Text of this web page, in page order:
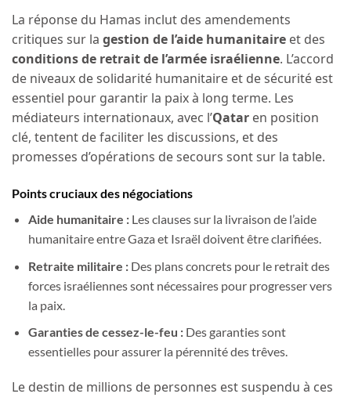
La réponse du Hamas inclut des amendements
critiques sur la gestion de l’aide humanitaire et des
conditions de retrait de l’armée israélienne. L’accord
de niveaux de solidarité humanitaire et de sécurité est
essentiel pour garantir la paix à long terme. Les
médiateurs internationaux, avec l’Qatar en position
clé, tentent de faciliter les discussions, et des
promesses d’opérations de secours sont sur la table.
Points cruciaux des négociations
Aide humanitaire :Les clauses sur la livraison de l’aide
humanitaire entre Gaza et Israël doivent être clarifiées.
Retraite militaire :Des plans concrets pour le retrait des
forces israéliennes sont nécessaires pour progresser vers
la paix.
Garanties de cessez-le-feu :Des garanties sont
essentielles pour assurer la pérennité des trêves.
Le destin de millions de personnes est suspendu à ces